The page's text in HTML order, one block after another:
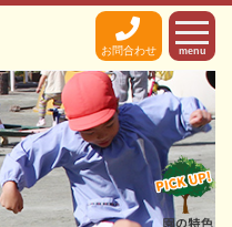
お問合わせ menu